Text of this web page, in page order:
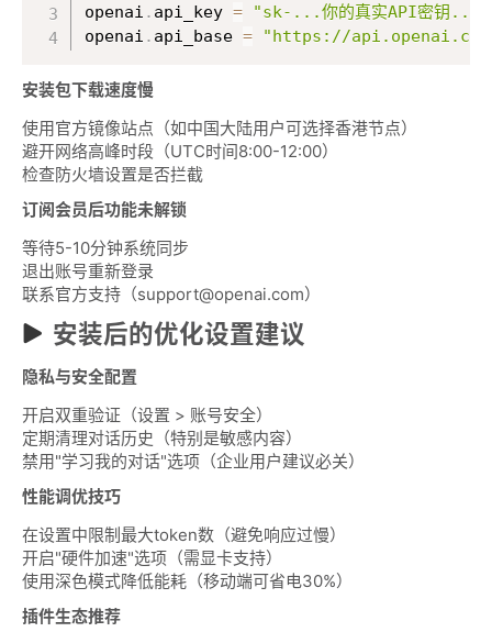
openai . api_key =
"sk-...你的真实API密钥..."
openai . api_base = "https://
安装包下载速度慢
使用官方镜像站点（如中国大陆用户可选择香港节点）
避开网络高峰时段（UTC时间8:00-12:00）
检查防火墙设置是否拦截
订阅会员后功能未解锁
等待5-10分钟系统同步
退出账号重新登录
联系官方支持（support@openai.com）
安装后的优化设置建议
隐私与安全配置
开启双重验证（设置 > 账号安全）
定期清理对话历史（特别是敏感内容）
禁用"学习我的对话"选项（企业用户建议必关）
性能调优技巧
在设置中限制最大token数（避免响应过慢）
开启"硬件加速"选项（需显卡支持）
使用深色模式降低能耗（移动端可省电30%）
插件生态推荐